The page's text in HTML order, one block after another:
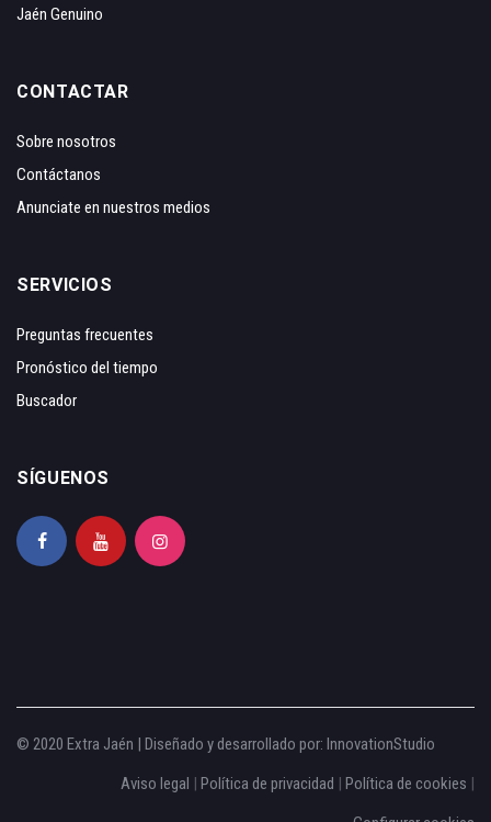
Jaén Genuino
CONTACTAR
Sobre nosotros
Contáctanos
Anunciate en nuestros medios
SERVICIOS
Preguntas frecuentes
Pronóstico del tiempo
Buscador
SÍGUENOS
© 2020 Extra Jaén | Diseñado y desarrollado por: InnovationStudio
Aviso legal | Política de privacidad | Política de cookies |